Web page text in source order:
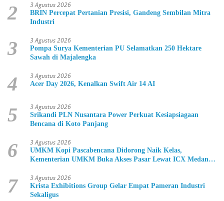
2 3 Agustus 2026
BRIN Percepat Pertanian Presisi, Gandeng Sembilan Mitra
Industri
3 3 Agustus 2026
Pompa Surya Kementerian PU Selamatkan 250 Hektare
Sawah di Majalengka
4 3 Agustus 2026
Acer Day 2026, Kenalkan Swift Air 14 AI
5 3 Agustus 2026
Srikandi PLN Nusantara Power Perkuat Kesiapsiagaan
Bencana di Koto Panjang
6 3 Agustus 2026
UMKM Kopi Pascabencana Didorong Naik Kelas,
Kementerian UMKM Buka Akses Pasar Lewat ICX Medan
7 3 Agustus 2026
Krista Exhibitions Group Gelar Empat Pameran Industri
Sekaligus